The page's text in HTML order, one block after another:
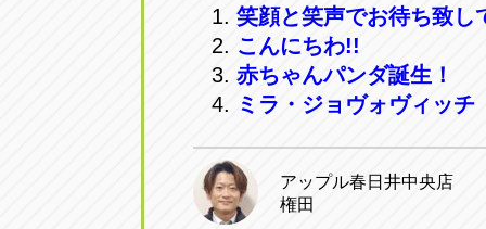
笑顔と笑声でお待ち致し
こんにちわ!!
赤ちゃんパンダ誕生！
ミラ・ジョヴォヴィッチ
アップル春日井中央店
権田